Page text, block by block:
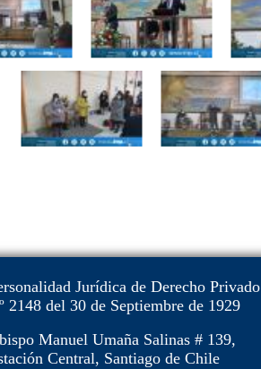
Jurídica de Derecho Privado
2148 del 30 de Septiembre de 1929
Manuel Umaña Salinas # 139,
Central, Santiago de Chile